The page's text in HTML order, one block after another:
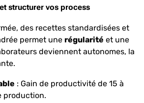
structurer vos process
des recettes standardisées et
permet une régularité et une
deviennent autonomes, la
: Gain de productivité de 15 à
production.